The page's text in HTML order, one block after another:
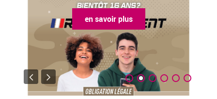
en savoir plus